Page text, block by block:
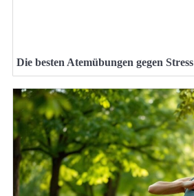
Die besten Atemübungen gegen Stress